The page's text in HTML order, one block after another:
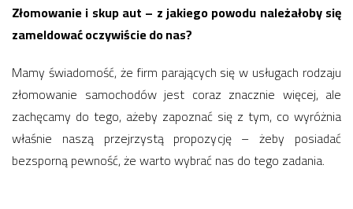
Złomowanie i skup aut – z jakiego powodu należałoby się
zameldować oczywiście do nas?
Mamy świadomość, że firm parających się w usługach rodzaju
złomowanie samochodów jest coraz znacznie więcej, ale
zachęcamy do tego, ażeby zapoznać się z tym, co wyróżnia
właśnie naszą przejrzystą propozycję – żeby posiadać
bezsporną pewność, że warto wybrać nas do tego zadania.